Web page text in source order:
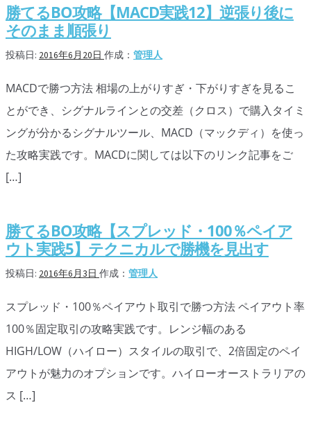
勝てるBO攻略【MACD実践12】逆張り後に
そのまま順張り
投稿日: 2016年6月20日 作成： 管理人
MACDで勝つ方法 相場の上がりすぎ・下がりすぎを見るこ
とができ、シグナルラインとの交差（クロス）で購入タイミ
ングが分かるシグナルツール、MACD（マックディ）を使っ
た攻略実践です。MACDに関しては以下のリンク記事をご
[…]
勝てるBO攻略【スプレッド・100％ペイア
ウト実践5】テクニカルで勝機を見出す
投稿日: 2016年6月3日 作成： 管理人
スプレッド・100％ペイアウト取引で勝つ方法 ペイアウト率
100％固定取引の攻略実践です。レンジ幅のある
HIGH/LOW（ハイロー）スタイルの取引で、2倍固定のペイ
アウトが魅力のオプションです。ハイローオーストラリアの
ス […]